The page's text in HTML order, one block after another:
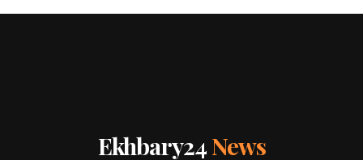
Ekhbary24News